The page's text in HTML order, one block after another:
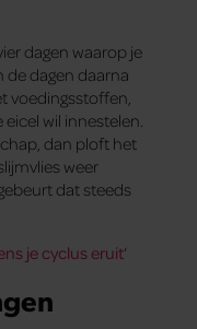
dagen waarop je
de dagen daarna
voedingsstoffen,
wil innestelen.
dan ploft het
weer
dat steeds
je cyclus eruit‘